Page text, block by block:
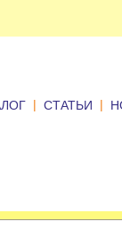
| СТАТЬИ |